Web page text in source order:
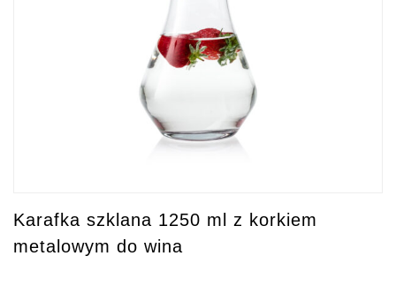
Karafka szklana 1250 ml z korkiem
metalowym do wina